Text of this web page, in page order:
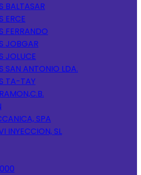
BALTASAR
ERCE
FERRANDO
JOBGAR
JOLUCE
SAN ANTONIO LDA.
TA-TAY
SPA
INYECCION, SL